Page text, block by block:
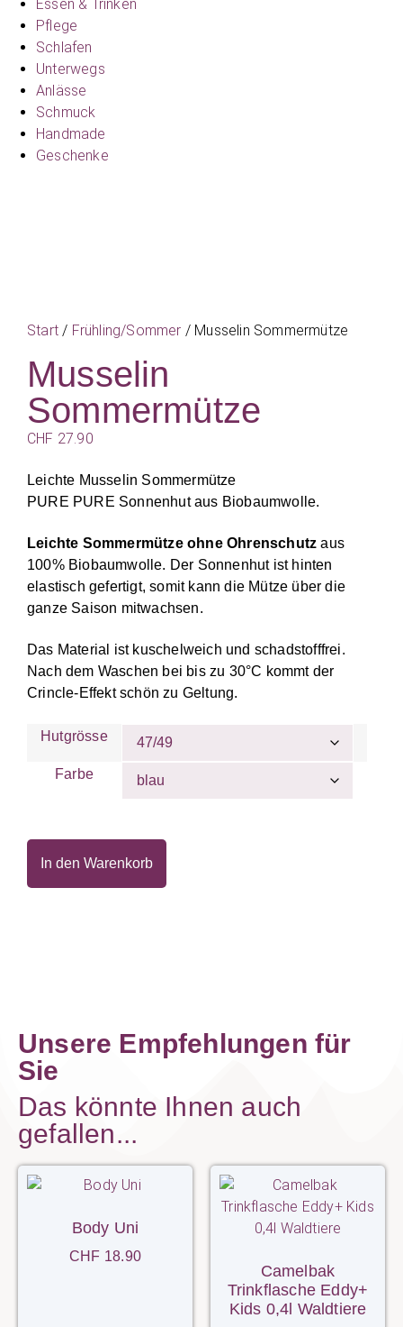
Essen & Trinken
Pflege
Schlafen
Unterwegs
Anlässe
Schmuck
Handmade
Geschenke
Start / Frühling/Sommer / Musselin Sommermütze
Musselin
Sommermütze
CHF 27.90
Leichte Musselin Sommermütze
PURE PURE Sonnenhut aus Biobaumwolle.
Leichte Sommermütze ohne Ohrenschutz aus
100% Biobaumwolle. Der Sonnenhut ist hinten
elastisch gefertigt, somit kann die Mütze über die
ganze Saison mitwachsen.
Das Material ist kuschelweich und schadstofffrei.
Nach dem Waschen bei bis zu 30°C kommt der
Crincle-Effekt schön zu Geltung.
Hutgrösse
Farbe
In den Warenkorb
Unsere Empfehlungen für
Sie
Das könnte Ihnen auch
gefallen...
Body Uni
CHF 18.90
Camelbak
Trinkflasche Eddy+
Kids 0,4l Waldtiere